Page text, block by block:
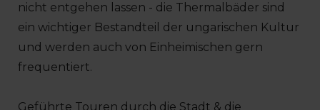
nicht entgehen lassen - die Thermalbäder sind
ein wichtiger Bestandteil der ungarischen Kultur
und werden auch von Einheimischen gern
frequentiert.
Geführte Touren durch die Stadt & die